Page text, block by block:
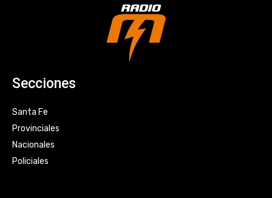
Secciones
Santa Fe
Provinciales
Nacionales
Policiales